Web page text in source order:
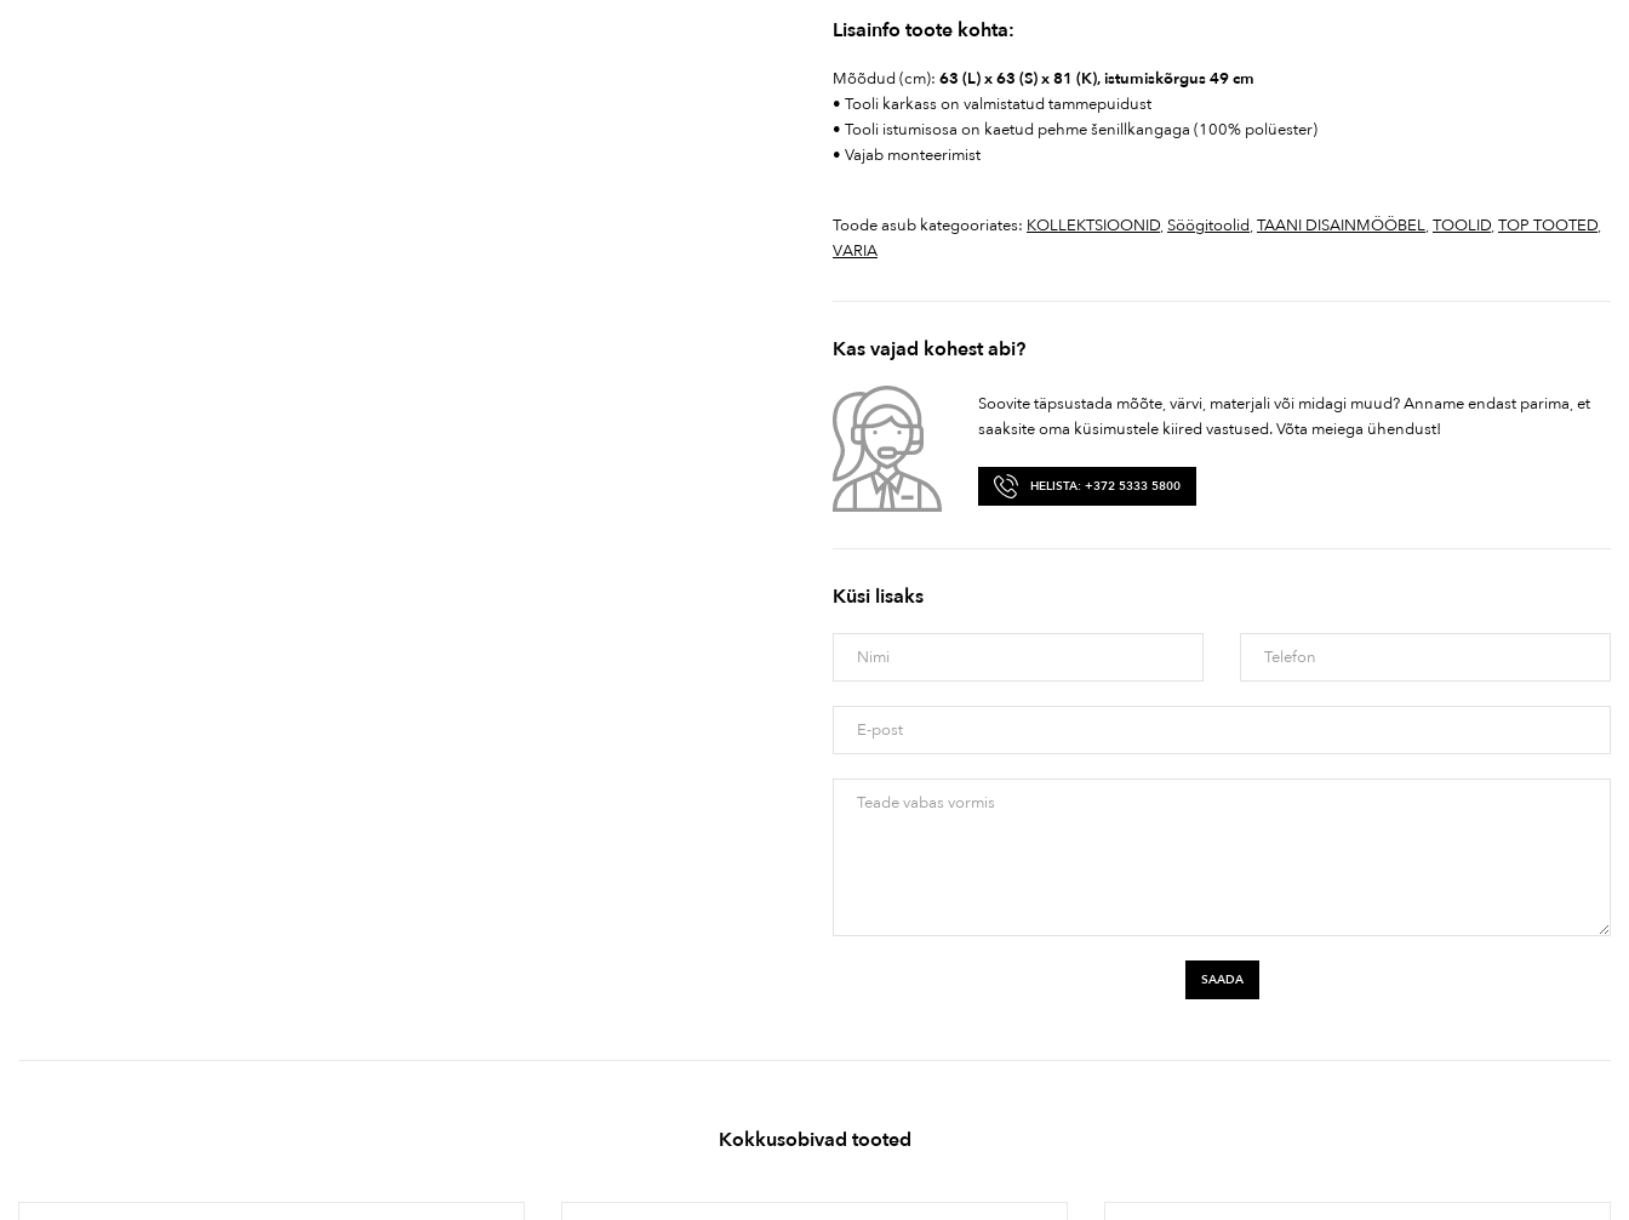
Lisainfo toote kohta:
Mõõdud (cm): 63 (L) x 63 (S) x 81 (K), istumiskõrgus 49 cm
• Tooli karkass on valmistatud tammepuidust
• Tooli istumisosa on kaetud pehme šenillkangaga (100% polüester)
• Vajab monteerimist
Toode asub kategooriates: KOLLEKTSIOONID,Söögitoolid,TAANI DISAINMÖÖBEL,TOOLID,TOP TOOTED,
VARIA
Kas vajad kohest abi?
Soovite täpsustada mõõte, värvi, materjali või midagi muud? Anname endast parima, et
saaksite oma küsimustele kiired vastused. Võta meiega ühendust!
HELISTA: +372 5333 5800
Küsi lisaks
Kokkusobivad tooted